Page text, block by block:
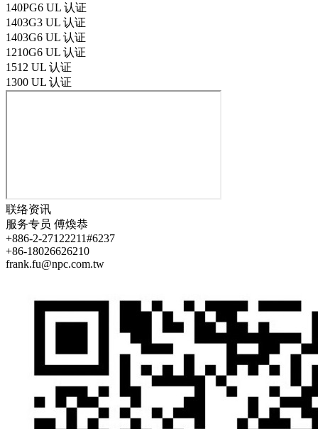
140PG6 UL 认证
1403G3 UL 认证
1403G6 UL 认证
1210G6 UL 认证
1512 UL 认证
1300 UL 认证
联络资讯
服务专员 傅煥恭
+886-2-27122211#6237
+86-18026626210
frank.fu@npc.com.tw